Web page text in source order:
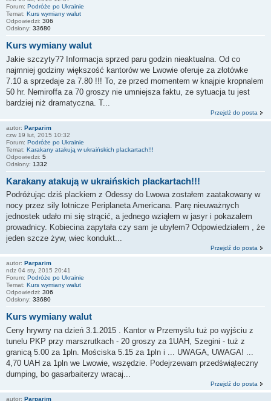
Forum: Podróże po Ukrainie
Temat: Kurs wymiany walut
Odpowiedzi: 306
Odsłony: 33680
Kurs wymiany walut
Jakie szczyty?? Informacja sprzed paru godzin nieaktualna. Od co
najmniej godziny większość kantorów we Lwowie oferuje za złotówke
7.10 a sprzedaje za 7.80 !!! To, ze przed momentem w knajpie kropnalem
50 hr. Nemiroffa za 70 groszy nie umniejsza faktu, ze sytuacja tu jest
bardziej niż dramatyczna. T...
Przejdź do posta
autor: Parparim
czw 19 lut, 2015 10:32
Forum: Podróże po Ukrainie
Temat: Karakany atakują w ukraińskich plackartach!!!
Odpowiedzi: 5
Odsłony: 1332
Karakany atakują w ukraińskich plackartach!!!
Podróżując dziś plackiem z Odessy do Lwowa zostałem zaatakowany w
nocy przez sily lotnicze Periplaneta Americana. Parę nieuważnych
jednostek udało mi się strącić, a jednego wziąłem w jasyr i pokazalem
prowadnicy. Kobiecina zapytała czy sam je ubyłem? Odpowiedziałem , że
jeden szcze żyw, wiec kondukt...
Przejdź do posta
autor: Parparim
ndz 04 sty, 2015 20:41
Forum: Podróże po Ukrainie
Temat: Kurs wymiany walut
Odpowiedzi: 306
Odsłony: 33680
Kurs wymiany walut
Ceny hrywny na dzień 3.1.2015 . Kantor w Przemyślu tuż po wyjściu z
tunelu PKP przy marszrutkach - 20 groszy za 1UAH, Szegini - tuż z
granicą 5.00 za 1pln. Mościska 5.15 za 1pln i ... UWAGA, UWAGA! ...
4,70 UAH za 1pln we Lwowie, wszędzie. Podejrzewam przedświąteczny
dumping, bo gasarbaiterzy wracaj...
Przejdź do posta
autor: Parparim